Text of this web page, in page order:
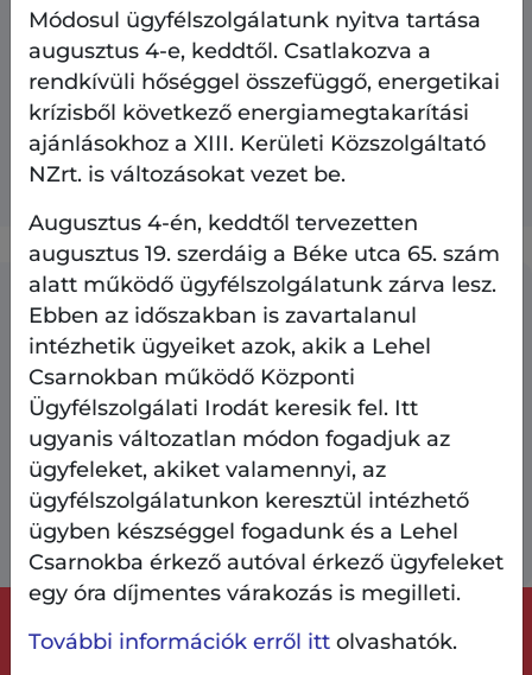
eltartási szerződésben vállalt feltételek
teljesülését. Az eltartás megvalósulása és az
Igazgatási Osztály jóváhagyása után az eltartónak
fel kell keresnie a XIII. Kerületi Közszolgáltató NZrt-
t a bérleti jogviszony rendezése ügyében.
Bővebb információkat aJogviszony folytatás
ügymenetnél talál.
Keressen minket!
Módosul ügyfélszolgálatunk nyitva tartása
augusztus 4-e, keddtől. Csatlakozva a
rendkívüli hőséggel összefüggő, energetikai
krízisből következő energiamegtakarítási
ajánlásokhoz a XIII. Kerületi Közszolgáltató
NZrt. is változásokat vezet be.
Augusztus 4-én, keddtől tervezetten
augusztus 19. szerdáig a Béke utca 65. szám
alatt működő ügyfélszolgálatunk zárva lesz.
Ebben az időszakban is zavartalanul
intézhetik ügyeiket azok, akik a Lehel
Csarnokban működő Központi
Ügyfélszolgálati Irodát keresik fel. Itt
ugyanis változatlan módon fogadjuk az
ügyfeleket, akiket valamennyi, az
ügyfélszolgálatunkon keresztül intézhető
ügyben készséggel fogadunk és a Lehel
Csarnokba érkező autóval érkező ügyfeleket
egy óra díjmentes várakozás is megilleti.
További információk erről ittolvashatók.